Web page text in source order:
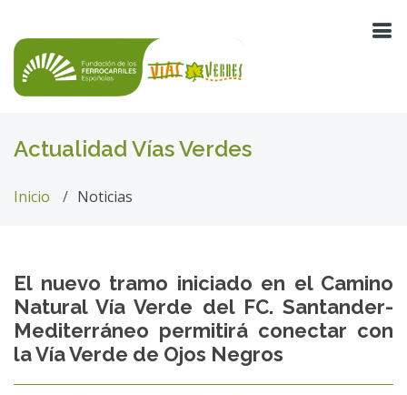
Actualidad Vías Verdes
Inicio Noticias
El nuevo tramo iniciado en el Camino
Natural Vía Verde del FC. Santander-
Mediterráneo permitirá conectar con
la Vía Verde de Ojos Negros